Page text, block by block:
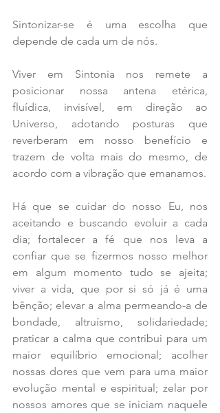
Sintonizar-se é uma escolha que
depende de cada um de nós.
Viver em Sintonia nos remete a
posicionar nossa antena etérica,
fluídica, invisível, em direção ao
Universo, adotando posturas que
reverberam em nosso benefício e
trazem de volta mais do mesmo, de
acordo com a vibração que emanamos.
Há que se cuidar do nosso Eu, nos
aceitando e buscando evoluir a cada
dia; fortalecer a fé que nos leva a
confiar que se fizermos nosso melhor
em algum momento tudo se ajeita;
viver a vida, que por si só já é uma
bênção; elevar a alma permeando-a de
bondade, altruísmo, solidariedade;
praticar a calma que contribui para um
maior equilíbrio emocional; acolher
nossas dores que vem para uma maior
evolução mental e espiritual; zelar por
nossos amores que se iniciam naquele